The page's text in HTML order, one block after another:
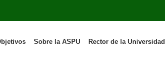
Rector de la Universidad
Sobre la ASPU